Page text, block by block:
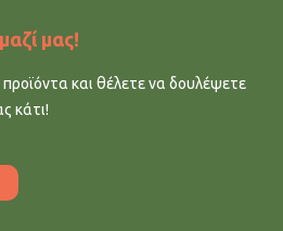
μας!
και θέλετε να δουλέψετε
κάτι!